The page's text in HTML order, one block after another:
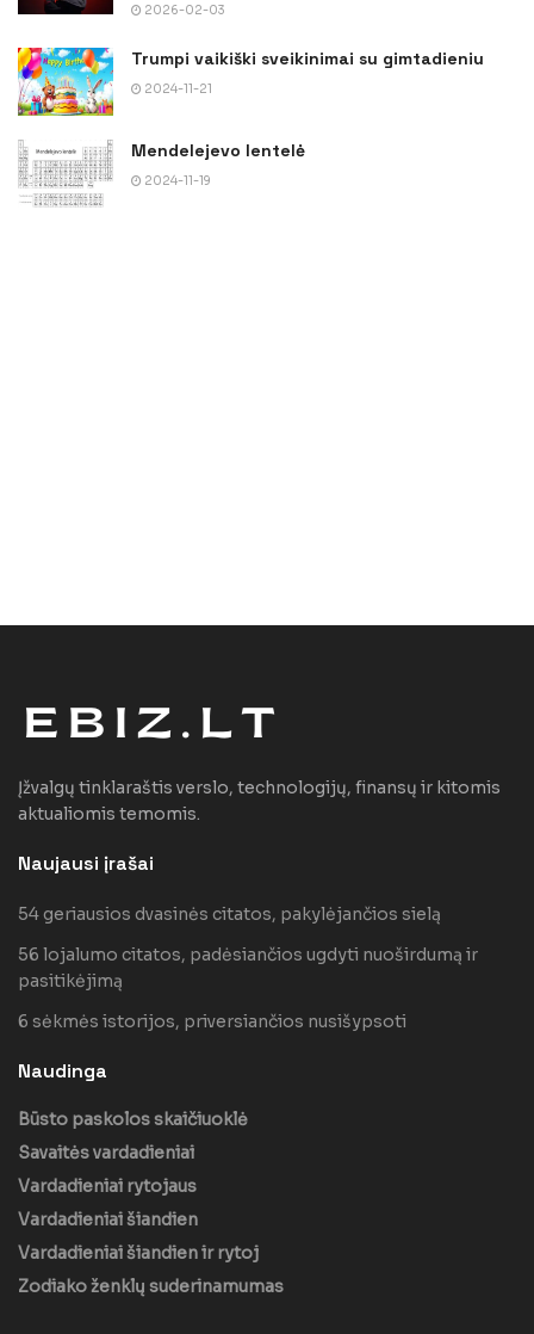
2026-02-03
Trumpi vaikiški sveikinimai su gimtadieniu
2024-11-21
Mendelejevo lentelė
2024-11-19
Įžvalgų tinklaraštis verslo, technologijų, finansų ir kitomis
aktualiomis temomis.
Naujausi įrašai
54 geriausios dvasinės citatos, pakylėjančios sielą
56 lojalumo citatos, padėsiančios ugdyti nuoširdumą ir
pasitikėjimą
6 sėkmės istorijos, priversiančios nusišypsoti
Naudinga
Būsto paskolos skaičiuoklė
Savaitės vardadieniai
Vardadieniai rytojaus
Vardadieniai šiandien
Vardadieniai šiandien ir rytoj
Zodiako ženklų suderinamumas